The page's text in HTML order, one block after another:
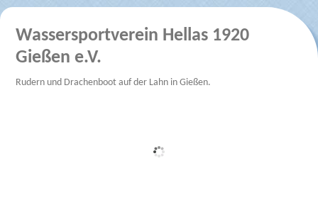
Wassersportverein Hellas 1920
Gießen e.V.
Rudern und Drachenboot auf der Lahn in Gießen.